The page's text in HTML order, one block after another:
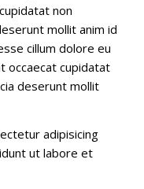
non
mollit anim id
cillum dolore eu
occaecat cupidatat
deserunt mollit
adipisicing
ut labore et